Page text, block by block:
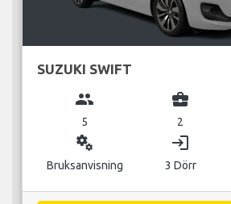
SUZUKI SWIFT
group
5
business_center
2
miscellaneous_services
Bruksanvisning
login
3 Dörr